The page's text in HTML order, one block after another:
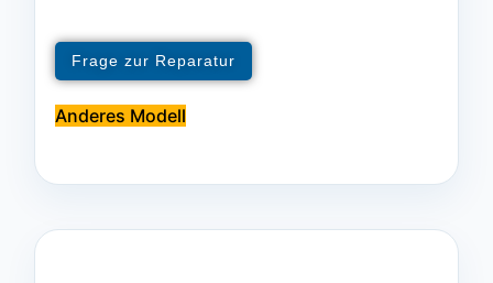
Frage zur Reparatur
Anderes Modell